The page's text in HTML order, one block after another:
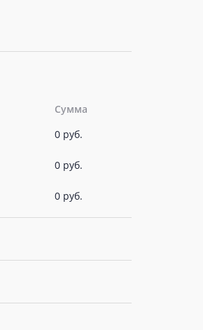
Сумма
0 руб.
0 руб.
0 руб.